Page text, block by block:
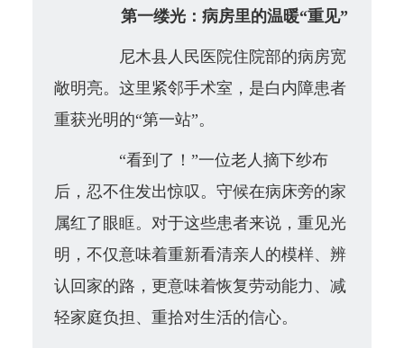
第一缕光：病房里的温暖“重见”
尼木县人民医院住院部的病房宽
敞明亮。这里紧邻手术室，是白内障患者
重获光明的“第一站”。
“看到了！”一位老人摘下纱布
后，忍不住发出惊叹。守候在病床旁的家
属红了眼眶。对于这些患者来说，重见光
明，不仅意味着重新看清亲人的模样、辨
认回家的路，更意味着恢复劳动能力、减
轻家庭负担、重拾对生活的信心。